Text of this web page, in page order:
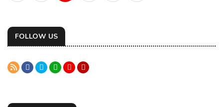
FOLLOW US